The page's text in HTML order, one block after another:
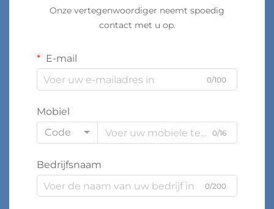
Onze vertegenwoordiger neemt spoedig
contact met u op.
E-mail
0/100
Mobiel
Code
0/16
Bedrijfsnaam
0/200